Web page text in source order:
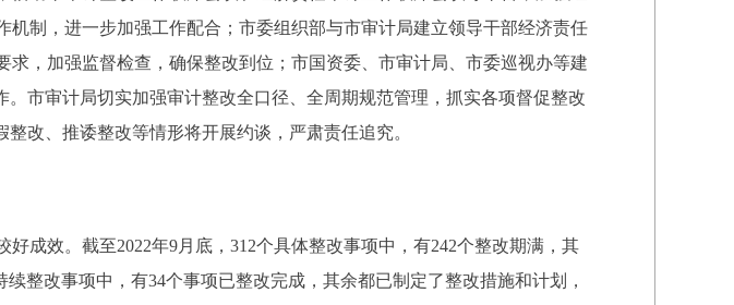
制，进一步加强工作配合；市委组织部与市审计局建立领导干部经济责任
，加强监督检查，确保整改到位；市国资委、市审计局、市委巡视办等建
市审计局切实加强审计整改全口径、全周期规范管理，抓实各项督促整改
改、推诿整改等情形将开展约谈，严肃责任追究。
成效。截至2022年9月底，312个具体整改事项中，有242个整改期满，其
整改事项中，有34个事项已整改完成，其余都已制定了整改措施和计划，